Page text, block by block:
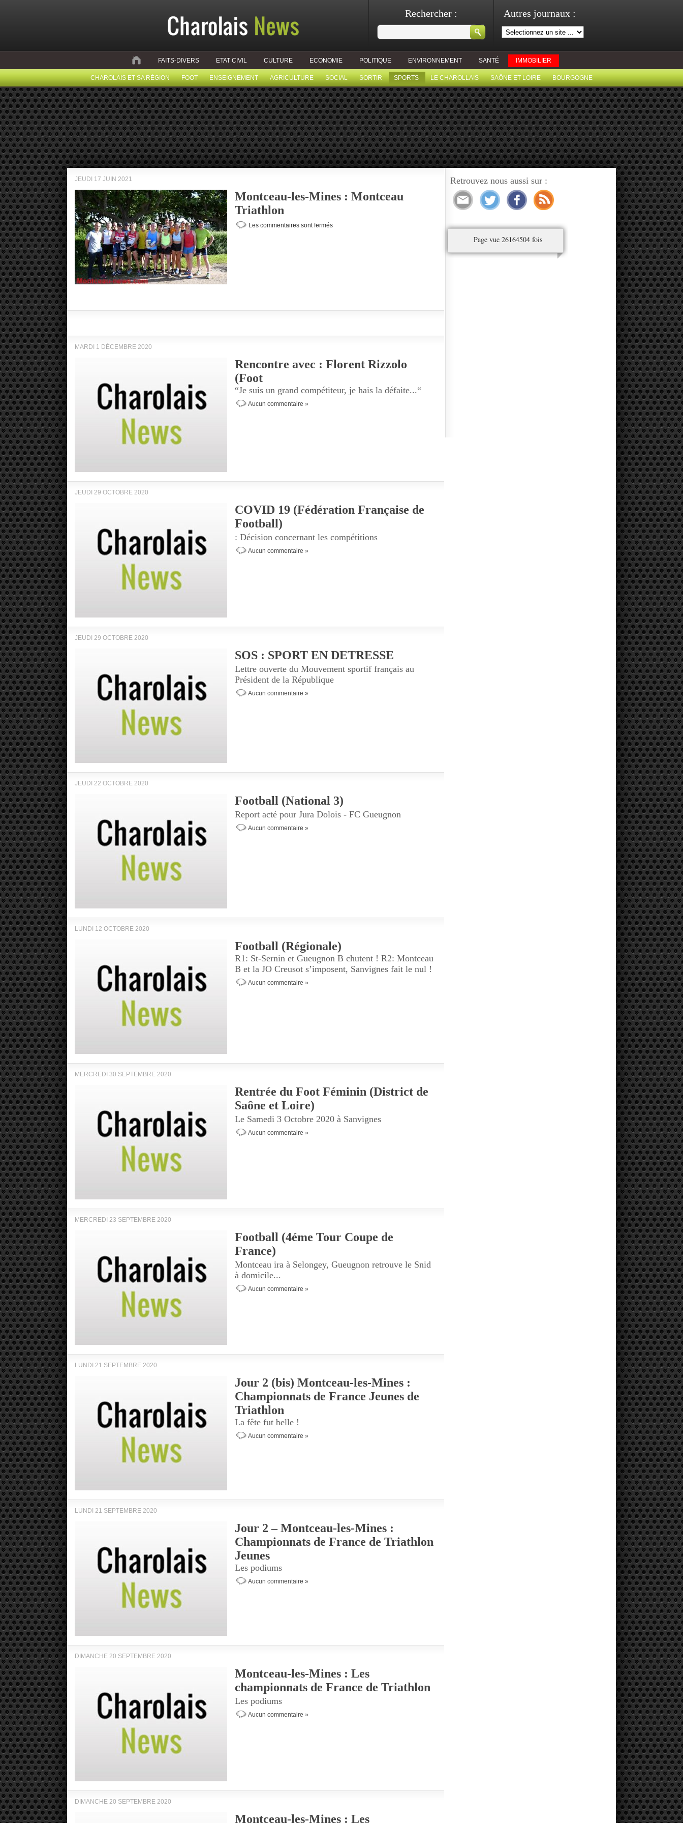
Autres journaux :
Rechercher :
FAITS-DIVERS ETAT CIVIL CULTURE ECONOMIE POLITIQUE ENVIRONNEMENT SANTÉ IMMOBILIER
CHAROLAIS ET SA RÉGION FOOT ENSEIGNEMENT AGRICULTURE SOCIAL SORTIR SPORTS LE CHAROLLAIS SAÔNE ET LOIRE BOURGOGNE
JEUDI 17 JUIN 2021
Montceau-les-Mines : Montceau
Triathlon
Les commentaires sont fermés
MARDI 1 DÉCEMBRE 2020
Rencontre avec : Florent Rizzolo
(Foot
“Je suis un grand compétiteur, je hais la défaite...“
Aucun commentaire »
JEUDI 29 OCTOBRE 2020
COVID 19 (Fédération Française de
Football)
: Décision concernant les compétitions
Aucun commentaire »
JEUDI 29 OCTOBRE 2020
SOS : SPORT EN DETRESSE
Lettre ouverte du Mouvement sportif français au
Président de la République
Aucun commentaire »
JEUDI 22 OCTOBRE 2020
Football (National 3)
Report acté pour Jura Dolois - FC Gueugnon
Aucun commentaire »
LUNDI 12 OCTOBRE 2020
Football (Régionale)
R1: St-Sernin et Gueugnon B chutent ! R2: Montceau
B et la JO Creusot s’imposent, Sanvignes fait le nul !
Aucun commentaire »
MERCREDI 30 SEPTEMBRE 2020
Rentrée du Foot Féminin (District de
Saône et Loire)
Le Samedi 3 Octobre 2020 à Sanvignes
Aucun commentaire »
MERCREDI 23 SEPTEMBRE 2020
Football (4éme Tour Coupe de
France)
Montceau ira à Selongey, Gueugnon retrouve le Snid
à domicile...
Aucun commentaire »
LUNDI 21 SEPTEMBRE 2020
Jour 2 (bis) Montceau-les-Mines :
Championnats de France Jeunes de
Triathlon
La fête fut belle !
Aucun commentaire »
LUNDI 21 SEPTEMBRE 2020
Jour 2 – Montceau-les-Mines :
Championnats de France de Triathlon
Jeunes
Les podiums
Aucun commentaire »
DIMANCHE 20 SEPTEMBRE 2020
Montceau-les-Mines : Les
championnats de France de Triathlon
Les podiums
Aucun commentaire »
DIMANCHE 20 SEPTEMBRE 2020
Montceau-les-Mines : Les
Retrouvez nous aussi sur :
Page vue 26164504 fois